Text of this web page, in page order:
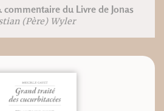
commentaire du Livre de Jonas
(Père) Wyler